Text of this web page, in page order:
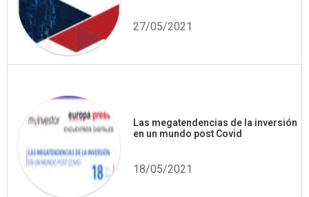
27/05/2021
Las megatendencias de la inversión
en un mundo post Covid
18/05/2021